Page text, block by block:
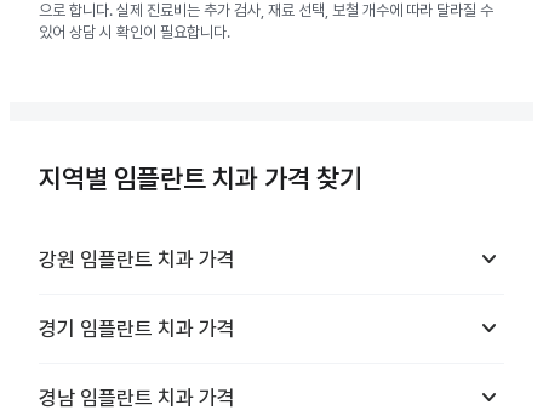
으로 합니다. 실제 진료비는 추가 검사, 재료 선택, 보철 개수에 따라 달라질 수
있어 상담 시 확인이 필요합니다.
지역별 임플란트 치과 가격 찾기
강원 임플란트 치과 가격 keyboard_arrow_down
경기 임플란트 치과 가격 keyboard_arrow_down
경남 임플란트 치과 가격 keyboard_arrow_down